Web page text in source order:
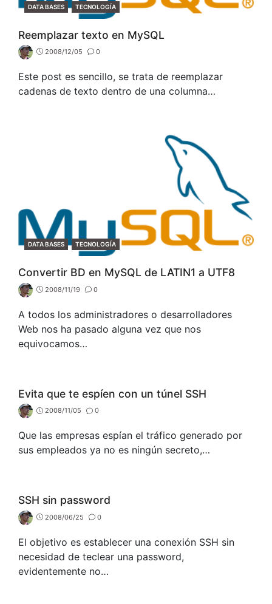
CATEGORIES
DATA BASES TECNOLOGÍA
Reemplazar texto en MySQL
2008/12/05 0
Este post es sencillo, se trata de reemplazar
cadenas de texto dentro de una columna…
CATEGORIES
DATA BASES TECNOLOGÍA
Convertir BD en MySQL de LATIN1 a UTF8
2008/11/19 0
A todos los administradores o desarrolladores
Web nos ha pasado alguna vez que nos
equivocamos…
Evita que te espíen con un túnel SSH
2008/11/05 0
Que las empresas espían el tráfico generado por
sus empleados ya no es ningún secreto,…
SSH sin password
2008/06/25 0
El objetivo es establecer una conexión SSH sin
necesidad de teclear una password,
evidentemente no…